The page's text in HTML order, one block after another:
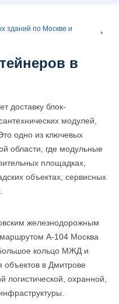
зданий по Москве и
в
доставку блок-
модулей,
одно из ключевых
области, где модульные
площадках,
объектах, сервисных
железнодорожным
А-104 Москва
кольцо МЖД и
в Дмитрове
логистической, охранной,